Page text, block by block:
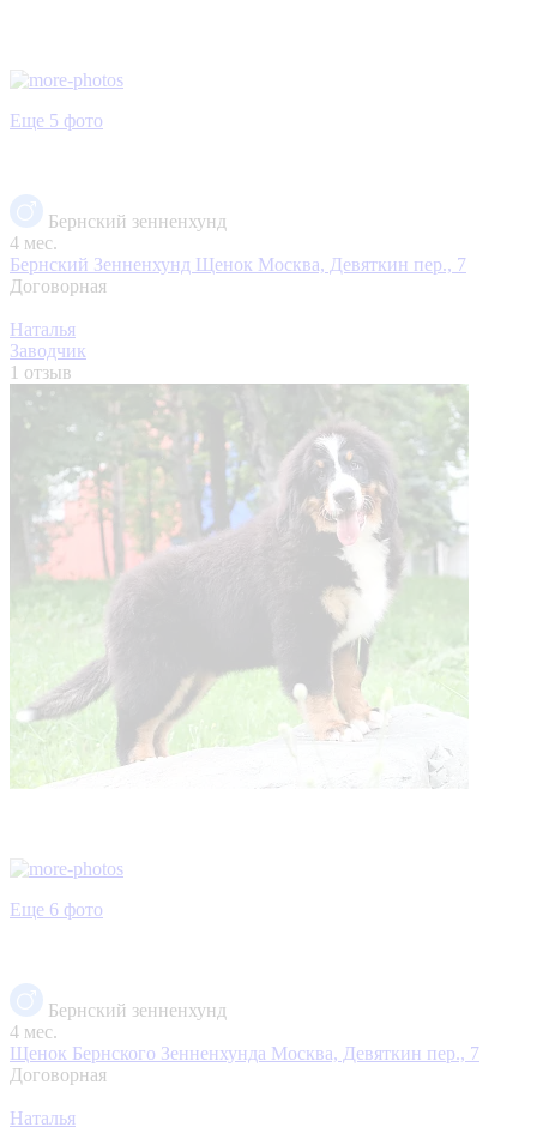
Еще 5 фото
Бернский зенненхунд
4 мес.
Бернский Зенненхунд Щенок Москва, Девяткин пер., 7
Договорная
Наталья
Заводчик
1 отзыв
Еще 6 фото
Бернский зенненхунд
4 мес.
Щенок Бернского Зенненхунда Москва, Девяткин пер., 7
Договорная
Наталья